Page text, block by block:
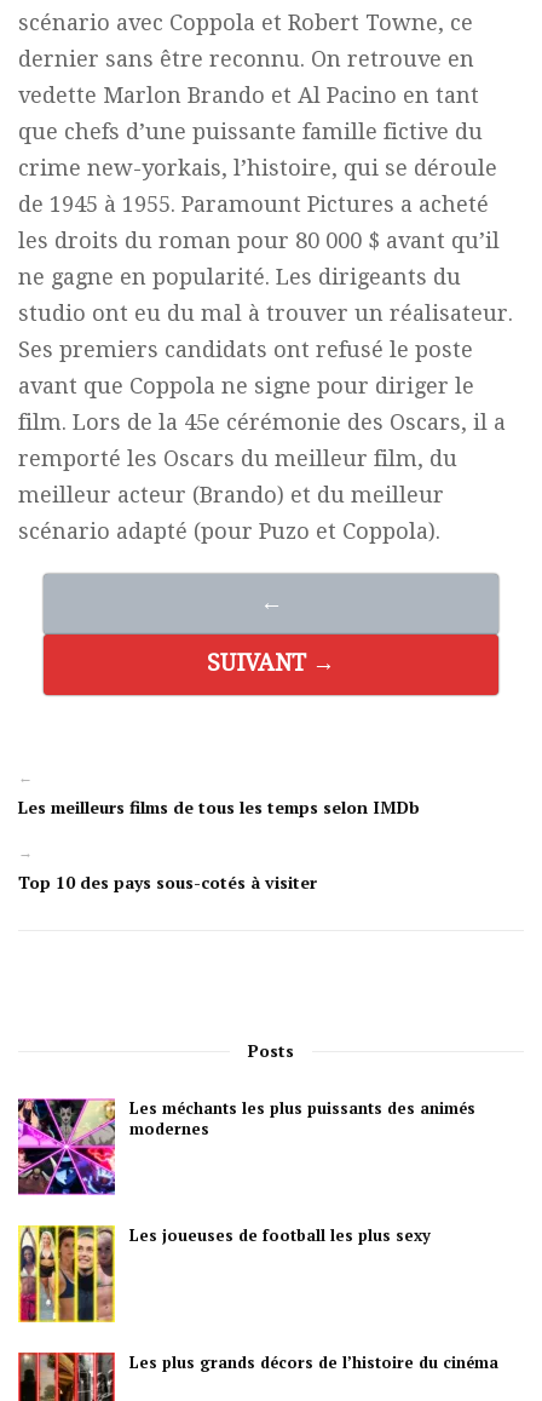
scénario avec Coppola et Robert Towne, ce
dernier sans être reconnu. On retrouve en
vedette Marlon Brando et Al Pacino en tant
que chefs d’une puissante famille fictive du
crime new-yorkais, l’histoire, qui se déroule
de 1945 à 1955. Paramount Pictures a acheté
les droits du roman pour 80 000 $ avant qu’il
ne gagne en popularité. Les dirigeants du
studio ont eu du mal à trouver un réalisateur.
Ses premiers candidats ont refusé le poste
avant que Coppola ne signe pour diriger le
film. Lors de la 45e cérémonie des Oscars, il a
remporté les Oscars du meilleur film, du
meilleur acteur (Brando) et du meilleur
scénario adapté (pour Puzo et Coppola).
←
SUIVANT →
←
Les meilleurs films de tous les temps selon IMDb
→
Top 10 des pays sous-cotés à visiter
Posts
Les méchants les plus puissants des animés
modernes
Les joueuses de football les plus sexy
Les plus grands décors de l’histoire du cinéma